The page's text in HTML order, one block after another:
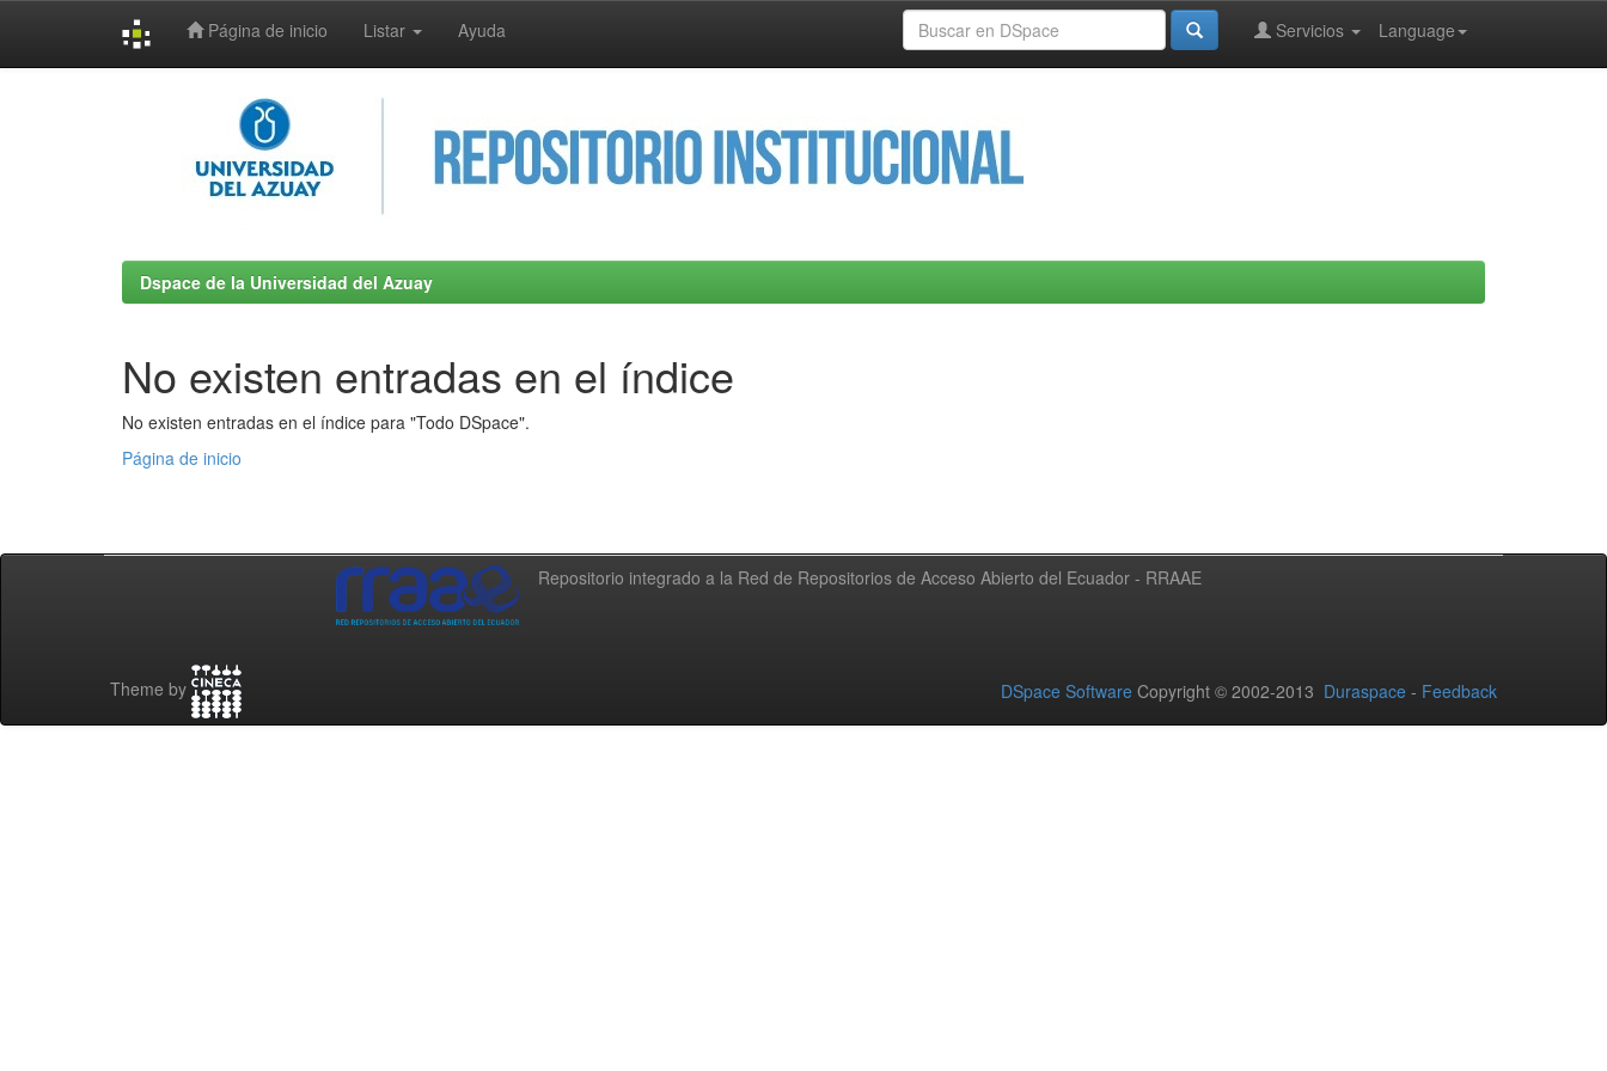
Página de inicio Listar Ayuda Language
Servicios
Dspace de la Universidad del Azuay
No existen entradas en el índice
No existen entradas en el índice para "Todo DSpace".
Página de inicio
Repositorio integrado a la Red de Repositorios de Acceso Abierto del Ecuador - RRAAE
Theme by DSpace Software Copyright © 2002-2013 Duraspace - Feedback